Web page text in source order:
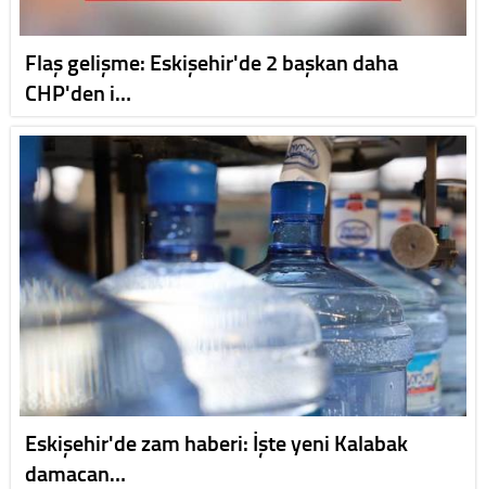
Flaş gelişme: Eskişehir'de 2 başkan daha
CHP'den i…
Eskişehir'de zam haberi: İşte yeni Kalabak
damacan…